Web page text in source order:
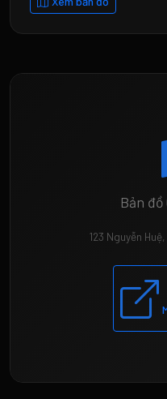
Bản đồ
123 Nguyễn